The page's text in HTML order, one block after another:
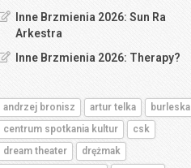
Inne Brzmienia 2026: Sun Ra
Arkestra
Inne Brzmienia 2026: Therapy?
andrzej bronisz artur telka
burleska
centrum spotkania kultur
csk
dream theater
drężmak